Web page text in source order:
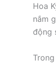
Hoa
nắm
động